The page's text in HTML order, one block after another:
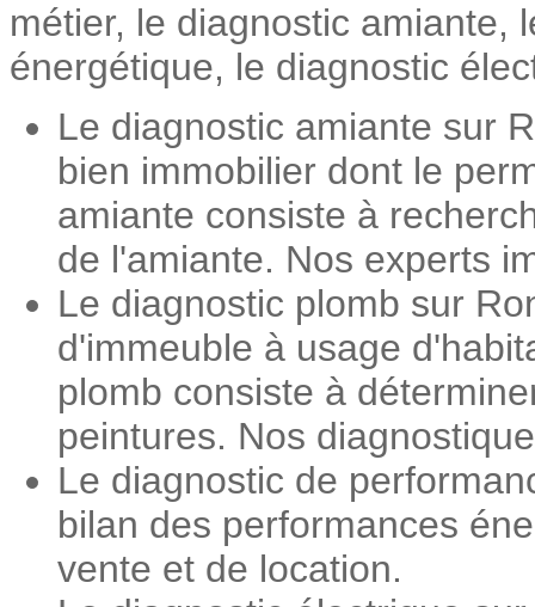
métier, le diagnostic amiante,
énergétique, le diagnostic
Le diagnostic amiante sur
bien immobilier dont le
amiante consiste à
de l'amiante. Nos experts
Le diagnostic plomb sur
d'immeuble à usage
plomb consiste à
peintures. Nos
Le diagnostic de
bilan des performances
vente et de location.